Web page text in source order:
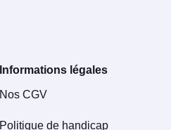
Informations légales
Nos CGV
Politique de handicap